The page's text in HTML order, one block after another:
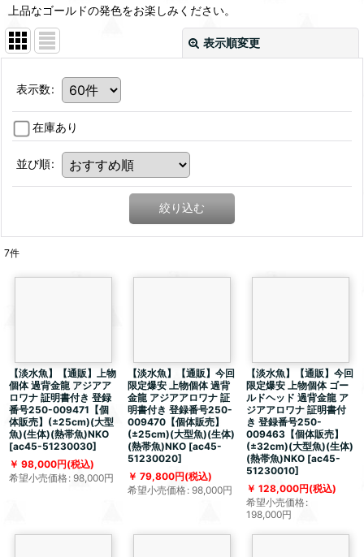
上品なゴールドの発色をお楽しみください。
表示順変更
表示数:
在庫あり
並び順:
絞り込む
7件
【淡水魚】【通販】上物
個体 過背金龍 アジアア
ロワナ 証明書付き 登録
番号250-009471【個
体販売】(±25cm)(大型
魚)(生体)(熱帯魚)NKO
[ac45-51230030]
98,000円(税込)
希望小売価格: 98,000円
【淡水魚】【通販】今回
限定爆安 上物個体 過背
金龍 アジアアロワナ 証
明書付き 登録番号250-
009470【個体販売】
(±25cm)(大型魚)(生体)
(熱帯魚)NKO [ac45-
51230020]
79,800円(税込)
希望小売価格: 98,000円
【淡水魚】【通販】今回
限定爆安 上物個体 ゴー
ルドヘッド 過背金龍 ア
ジアアロワナ 証明書付
き 登録番号250-
009463【個体販売】
(±32cm)(大型魚)(生体)
(熱帯魚)NKO [ac45-
51230010]
128,000円(税込)
希望小売価格:
198,000円